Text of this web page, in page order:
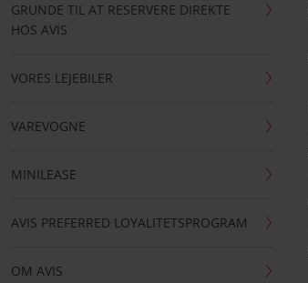
GRUNDE TIL AT RESERVERE DIREKTE
HOS AVIS
VORES LEJEBILER
VAREVOGNE
MINILEASE
AVIS PREFERRED LOYALITETSPROGRAM
OM AVIS